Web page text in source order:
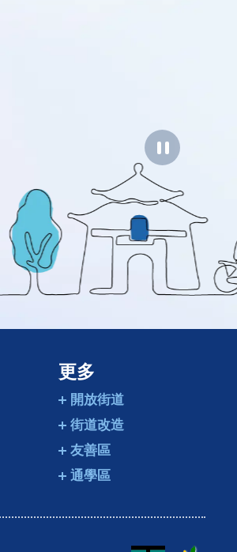
暫
停
像
更多
開放街道
街道改造
友善區
通學區